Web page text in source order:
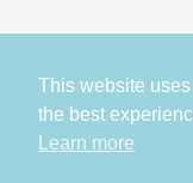
COPYRIGHT
This website
the best
Learn more